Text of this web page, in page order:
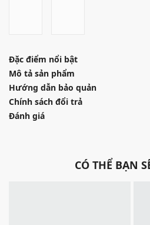
Đặc điểm nổi bật
Mô tả sản phẩm
Hướng dẫn bảo quản
Chính sách đổi trả
Đánh giá
CÓ THỂ BẠN